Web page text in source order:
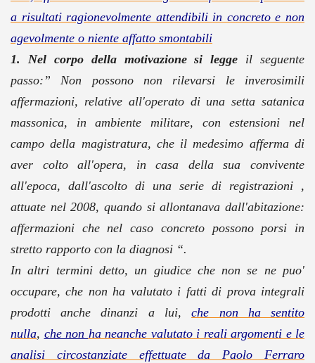
a risultati ragionevolmente attendibili in concreto e non
agevolmente o niente affatto smontabili
1. Nel corpo della motivazione si legge il seguente
passo:” Non possono non rilevarsi le inverosimili
affermazioni, relative all'operato di una setta satanica
massonica, in ambiente militare, con estensioni nel
campo della magistratura, che il medesimo afferma di
aver colto all'opera, in casa della sua convivente
all'epoca, dall'ascolto di una serie di registrazioni ,
attuate nel 2008, quando si allontanava dall'abitazione:
affermazioni che nel caso concreto possono porsi in
stretto rapporto con la diagnosi “.
In altri termini detto, un giudice che non se ne puo'
occupare, che non ha valutato i fatti di prova integrali
prodotti anche dinanzi a lui,che non ha sentito
nulla, che non ha neanche valutato i reali argomenti e le
analisi circostanziate effettuate da Paolo Ferraro